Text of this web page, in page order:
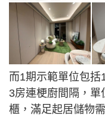
而1期示範單位包
3房連梗廚間隔，
櫃，滿足起居儲物需